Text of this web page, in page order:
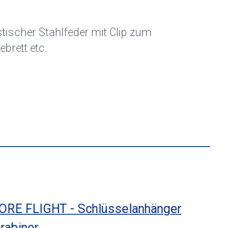
Stahlfeder mit Clip zum
etc.